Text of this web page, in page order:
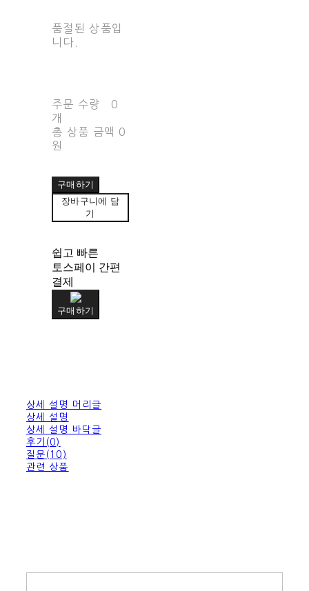
품절된 상품입
니다.
주문 수량
0
개
총 상품 금액 0
원
구매하기
장바구니에 담
기
쉽고 빠른
토스페이 간편
결제
구매하기
상세 설명 머리글
상세 설명
상세 설명 바닥글
후기(0)
질문(10)
관련 상품